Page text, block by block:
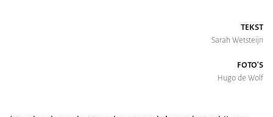
TEKST
Sarah Wetsteijn
FOTO'S
Hugo de Wolf